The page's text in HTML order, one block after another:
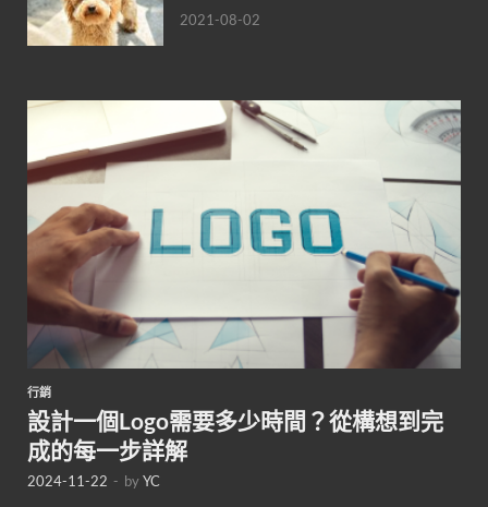
2021-08-02
行銷
設計一個Logo需要多少時間？從構想到完
成的每一步詳解
2024-11-22 - byYC